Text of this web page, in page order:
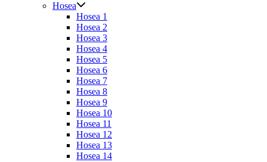
Hosea
Hosea 1
Hosea 2
Hosea 3
Hosea 4
Hosea 5
Hosea 6
Hosea 7
Hosea 8
Hosea 9
Hosea 10
Hosea 11
Hosea 12
Hosea 13
Hosea 14